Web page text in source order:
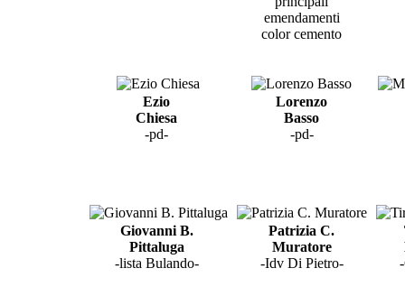
emendamenti
color cemento
Ezio
Chiesa
-pd-
Lorenzo
Basso
-pd-
Giovanni B.
Pittaluga
-lista Bulando-
Patrizia C.
Muratore
-Idv Di Pietro-